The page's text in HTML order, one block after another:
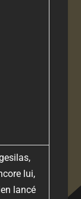
lui,
lancé